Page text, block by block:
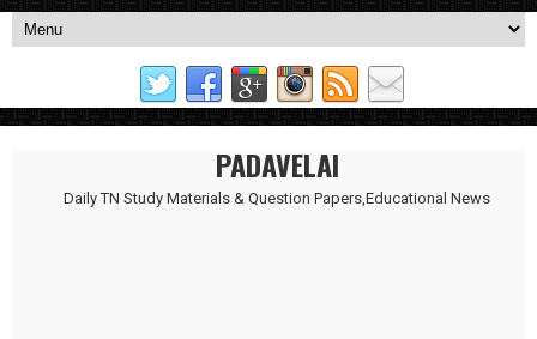
PADAVELAI
Daily TN Study Materials & Question Papers,Educational News